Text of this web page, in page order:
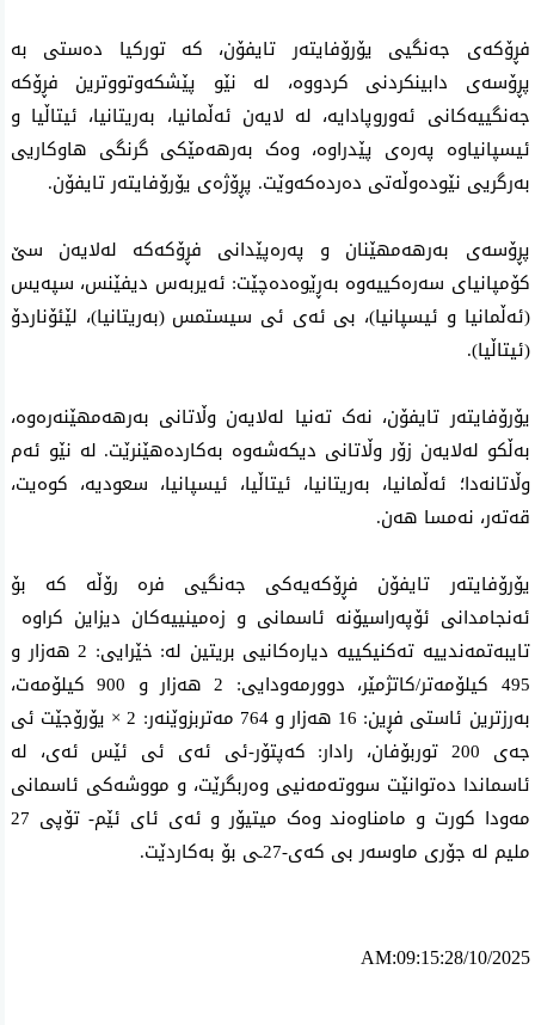
فڕۆکەی جەنگیی یۆرۆفایتەر تایفۆن، کە تورکیا دەستی بە
پڕۆسەی دابینکردنی کردووە، لە نێو پێشکەوتووترین فڕۆکە
جەنگییەکانی ئەوروپادایە، لە لایەن ئەڵمانیا، بەریتانیا، ئیتاڵیا و
ئیسپانیاوە پەرەی پێدراوە، وەک بەرهەمێکی گرنگی هاوکاریی
بەرگریی نێودەوڵەتی دەردەکەوێت. پڕۆژەی یۆرۆفایتەر تایفۆن.
پڕۆسەی بەرهەمهێنان و پەرەپێدانی فڕۆکەکە لەلایەن سێ
کۆمپانیای سەرەکییەوە بەڕێوەدەچێت: ئەیربەس دیفێنس، سپەیس
(ئەڵمانیا و ئیسپانیا)، بی ئەی ئی سیستمس (بەریتانیا)، لێئۆناردۆ
(ئیتاڵیا).
یۆرۆفایتەر تایفۆن، نەک تەنیا لەلایەن وڵاتانی بەرهەمهێنەرەوە،
بەڵکو لەلایەن زۆر وڵاتانی دیکەشەوە بەکاردەهێنرێت. لە نێو ئەم
وڵاتانەدا؛ ئەڵمانیا، بەریتانیا، ئیتاڵیا، ئیسپانیا، سعودیە، کوەیت،
قەتەر، نەمسا هەن.
یۆرۆفایتەر تایفۆن فڕۆکەیەکی جەنگیی فرە رۆڵە کە بۆ
ئەنجامدانی ئۆپەراسیۆنە ئاسمانی و زەمینییەکان دیزاین کراوە
تایبەتمەندییە تەکنیکییە دیارەکانیی بریتین لە: خێرایی: 2 هەزار و
495 کیلۆمەتر/کاتژمێر، دوورمەودایی: 2 هەزار و 900 کیلۆمەت،
بەرزترین ئاستی فڕین: 16 هەزار و 764 مەتربزوێنەر: 2 × یۆرۆجێت ئی
جەی 200 توربۆفان، رادار: کەپتۆر-ئی ئەی ئی ئێس ئەی، لە
ئاسماندا دەتوانێت سووتەمەنیی وەربگرێت، و مووشەکی ئاسمانی
مەودا کورت و مامناوەند وەک میتیۆر و ئەی ئای ئێم- تۆپی 27
ملیم لە جۆری ماوسەر بی کەی-27ـی بۆ بەکاردێت.
AM:09:15:28/10/2025